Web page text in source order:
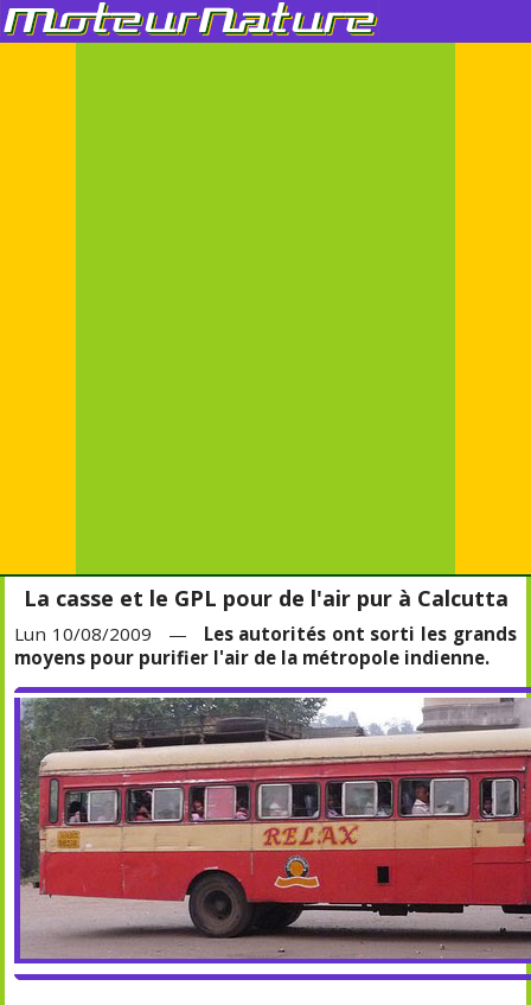
La casse et le GPL pour de l'air pur à Calcutta
Lun 10/08/2009 — Les autorités ont sorti les grands
moyens pour purifier l'air de la métropole indienne.